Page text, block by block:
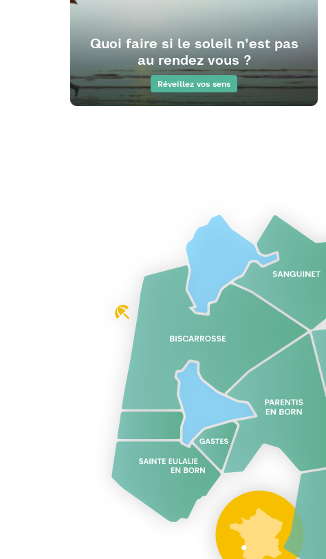
Quoi faire si le soleil n'est pas
au rendez vous ?
Réveillez vos sens